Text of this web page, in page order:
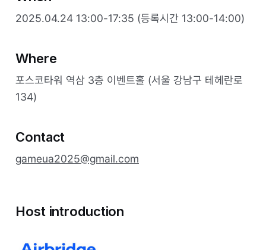
2025.04.24 13:00-17:35 (등록시간 13:00-14:00)
Where
포스코타워 역삼 3층 이벤트홀 (서울 강남구 테헤란로
134)
Contact
gameua2025@gmail.com
Host introduction